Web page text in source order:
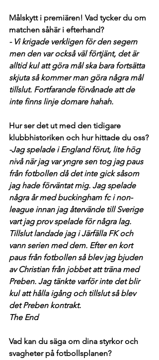
Målskytt i premiären! Vad tycker du om
matchen såhär i efterhand?
- Vi krigade verkligen för den segern
men den var också väl förtjänt, det är
alltid kul att göra mål ska bara fortsätta
skjuta så kommer man göra några mål
tillslut. Fortfarande förvånade att de
inte finns linje domare hahah.
Hur ser det ut med den tidigare
klubbhistoriken och hur hittade du oss?
-Jag spelade i England förut, lite hög
nivå när jag var yngre sen tog jag paus
från fotbollen då det inte gick såsom
jag hade förväntat mig. Jag spelade
några år med buckingham fc i non-
league innan jag återvände till Sverige
vart jag prov spelade för några lag.
Tillslut landade jag i Järfälla FK och
vann serien med dem. Efter en kort
paus från fotbollen så blev jag bjuden
av Christian från jobbet att träna med
Preben. Jag tänkte varför inte det blir
kul att hålla igång och tillslut så blev
det Preben kontrakt.
The End
Vad kan du säga om dina styrkor och
svagheter på fotbollsplanen?